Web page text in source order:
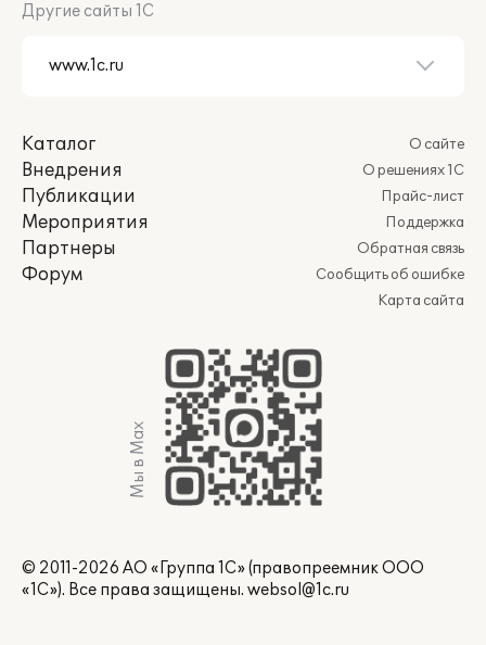
Другие сайты 1С
Каталог
Внедрения
Публикации
Мероприятия
Партнеры
Форум
О сайте
О решениях 1С
Прайс-лист
Поддержка
Обратная связь
Сообщить об ошибке
Карта сайта
Мы в Max
© 2011-2026 АО «Группа 1С» (правопреемник ООО
«1С»). Все права защищены. websol@1c.ru